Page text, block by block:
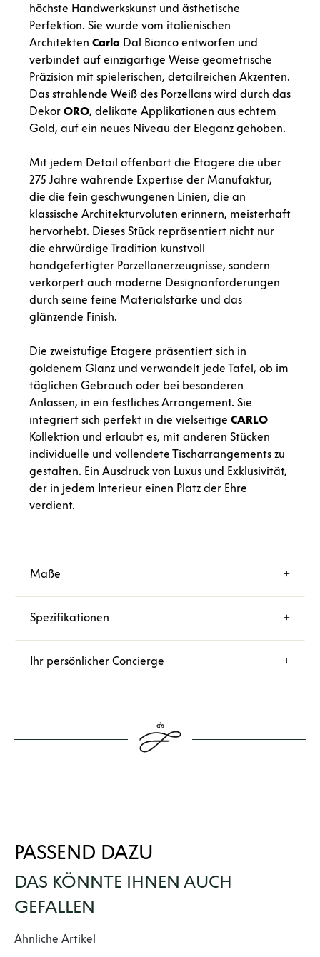
höchste Handwerkskunst und ästhetische
Perfektion. Sie wurde vom italienischen
Architekten Carlo Dal Bianco entworfen und
verbindet auf einzigartige Weise geometrische
Präzision mit spielerischen, detailreichen Akzenten.
Das strahlende Weiß des Porzellans wird durch das
Dekor ORO, delikate Applikationen aus echtem
Gold, auf ein neues Niveau der Eleganz gehoben.
Mit jedem Detail offenbart die Etagere die über
275 Jahre währende Expertise der Manufaktur,
die die fein geschwungenen Linien, die an
klassische Architekturvoluten erinnern, meisterhaft
hervorhebt. Dieses Stück repräsentiert nicht nur
die ehrwürdige Tradition kunstvoll
handgefertigter Porzellanerzeugnisse, sondern
verkörpert auch moderne Designanforderungen
durch seine feine Materialstärke und das
glänzende Finish.
Die zweistufige Etagere präsentiert sich in
goldenem Glanz und verwandelt jede Tafel, ob im
täglichen Gebrauch oder bei besonderen
Anlässen, in ein festliches Arrangement. Sie
integriert sich perfekt in die vielseitige CARLO
Kollektion und erlaubt es, mit anderen Stücken
individuelle und vollendete Tischarrangements zu
gestalten. Ein Ausdruck von Luxus und Exklusivität,
der in jedem Interieur einen Platz der Ehre
verdient.
Maße
Spezifikationen
Ihr persönlicher Concierge
PASSEND DAZU
DAS KÖNNTE IHNEN AUCH
GEFALLEN
Produktgalerie überspringen
Ähnliche Artikel